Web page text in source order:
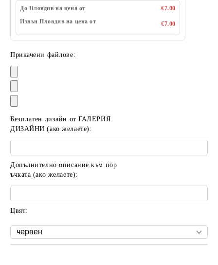
До Пловдив на цена от
€7.00
Извън Пловдив на цена от
€7.00
Прикачени файлове:
Безплатен дизайн от ГАЛЕРИЯ
ДИЗАЙНИ (ако желаете):
Допълнително описание към пор
ъчката (ако желаете):
Цвят: